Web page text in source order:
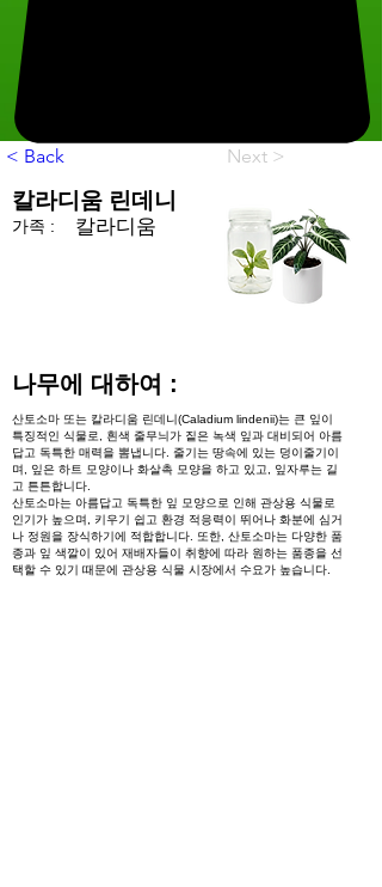
< Back Next >
칼라디움 린데니
가족 : 칼라디움
나무에 대하여 :
산토소마 또는 칼라디움 린데니(Caladium lindenii)는 큰 잎이
특징적인 식물로, 흰색 줄무늬가 짙은 녹색 잎과 대비되어 아름
답고 독특한 매력을 뽐냅니다. 줄기는 땅속에 있는 덩이줄기이
며, 잎은 하트 모양이나 화살촉 모양을 하고 있고, 잎자루는 길
고 튼튼합니다.
산토소마는 아름답고 독특한 잎 모양으로 인해 관상용 식물로
인기가 높으며, 키우기 쉽고 환경 적응력이 뛰어나 화분에 심거
나 정원을 장식하기에 적합합니다. 또한, 산토소마는 다양한 품
종과 잎 색깔이 있어 재배자들이 취향에 따라 원하는 품종을 선
택할 수 있기 때문에 관상용 식물 시장에서 수요가 높습니다.